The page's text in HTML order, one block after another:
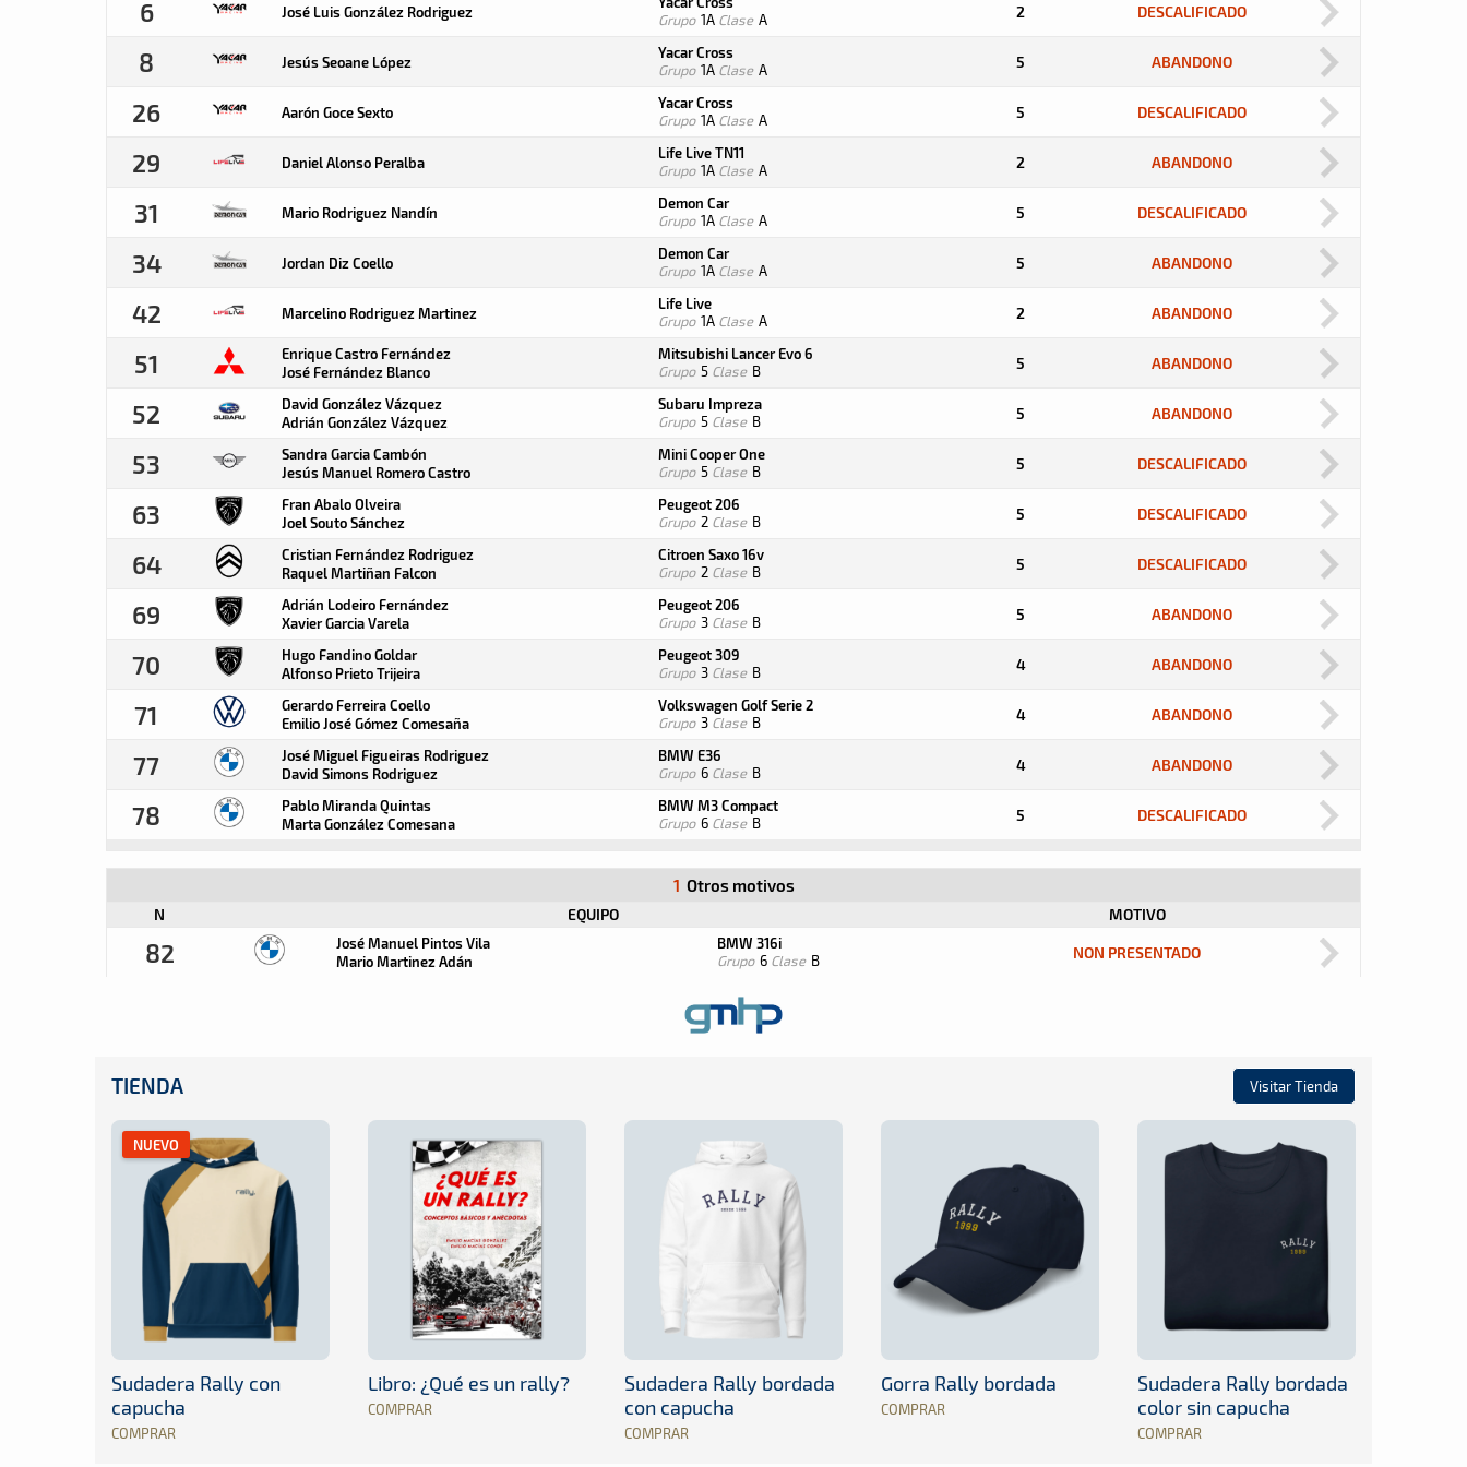
6 José Luis González Rodriguez Grupo 1A Clase A 2 DESCALIFICADO
8 Jesús Seoane López
Yacar Cross
Grupo 1A Clase A 5 ABANDONO
26 Aarón Goce Sexto
Yacar Cross
Grupo 1A Clase A 5 DESCALIFICADO
29 Daniel Alonso Peralba
Life Live TN11
Grupo 1A Clase A 2 ABANDONO
31 Mario Rodriguez Nandín
Demon Car
Grupo 1A Clase A 5 DESCALIFICADO
34 Jordan Diz Coello
Demon Car
Grupo 1A Clase A 5 ABANDONO
42 Marcelino Rodriguez Martinez
Life Live
Grupo 1A Clase A 2 ABANDONO
51
Enrique Castro Fernández
José Fernández Blanco
Mitsubishi Lancer Evo 6
Grupo 5 Clase B 5 ABANDONO
52
David González Vázquez
Adrián González Vázquez
Subaru Impreza
Grupo 5 Clase B 5 ABANDONO
53
Sandra Garcia Cambón
Jesús Manuel Romero Castro
Mini Cooper One
Grupo 5 Clase B 5 DESCALIFICADO
63
Fran Abalo Olveira
Joel Souto Sánchez
Peugeot 206
Grupo 2 Clase B 5 DESCALIFICADO
64
Cristian Fernández Rodriguez
Raquel Martiñan Falcon
Citroen Saxo 16v
Grupo 2 Clase B 5 DESCALIFICADO
69
Adrián Lodeiro Fernández
Xavier Garcia Varela
Peugeot 206
Grupo 3 Clase B 5 ABANDONO
70
Hugo Fandino Goldar
Alfonso Prieto Trijeira
Peugeot 309
Grupo 3 Clase B 4 ABANDONO
71
Gerardo Ferreira Coello
Emilio José Gómez Comesaña
Volkswagen Golf Serie 2
Grupo 3 Clase B 4 ABANDONO
77
José Miguel Figueiras Rodriguez
David Simons Rodriguez
BMW E36
Grupo 6 Clase B 4 ABANDONO
78
Pablo Miranda Quintas
Marta González Comesana
BMW M3 Compact
Grupo 6 Clase B 5 DESCALIFICADO
1 Otros motivos
N EQUIPO MOTIVO
82
José Manuel Pintos Vila
Mario Martinez Adán
BMW 316i
Grupo 6 Clase B NON PRESENTADO
TIENDA Visitar Tienda
NUEVO
Sudadera Rally con
capucha
COMPRAR
Libro: ¿Qué es un rally?
COMPRAR
Sudadera Rally bordada
con capucha
COMPRAR
Gorra Rally bordada
COMPRAR
Sudadera Rally bordada
color sin capucha
COMPRAR